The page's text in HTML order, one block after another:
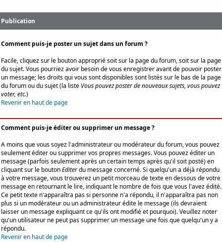
Publication
Comment puis-je poster un sujet dans un forum ?
Facile, cliquez sur le bouton approprié soit sur la page du forum, soit sur la page
du sujet. Vous pourriez avoir besoin de vous enregistrer avant de pouvoir poster
un message; les droits qui vous sont disponibles sont listés sur le bas de la page
du forum ou du sujet (la liste Vous pouvez poster de nouveaux sujets, vous pouvez
voter, etc.)
Revenir en haut de page
Comment puis-je éditer ou supprimer un message ?
A moins que vous soyez l'administrateur ou modérateur du forum, vous pouvez
seulement éditer ou supprimer vos propres messages. Vous pouvez éditer un
message (parfois seulement après un certain temps après qu'il soit posté) en
cliquant sur le boutonEditerdu message concerné. Si quelqu'un a déjà répondu
à votre message, vous trouverez un petit morceau de texte en dessous de votre
message en retournant le lire, indiquant le nombre de fois que vous l'avez édité.
Ce petit texte n'apparaîtra pas si personne n'a répondu, il n'apparaîtra pas non
plus si un modérateur ou un administrateur édite le message (ils devraient
laisser un message expliquant ce qu'ils ont modifié et pourquoi). Veuillez noter
qu'un utilisateur ne peut pas supprimer un message une fois que quelqu'un y a
répondu.
Revenir en haut de page